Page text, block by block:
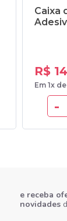
Caixa
R$
Em 1x
-
e receba
novidades